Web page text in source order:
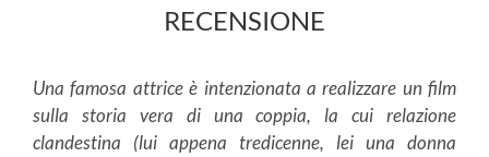
RECENSIONE
Una famosa attrice è intenzionata a realizzare un film
sulla storia vera di una coppia, la cui relazione
clandestina (lui appena tredicenne, lei una donna